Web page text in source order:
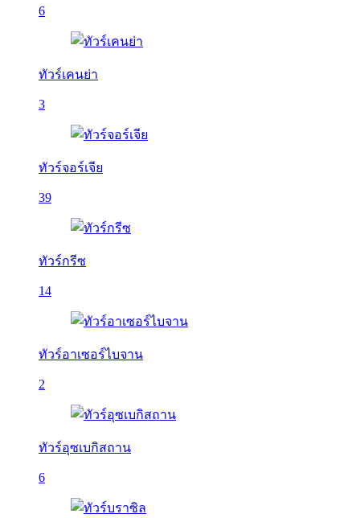
6
ทัวร์เคนย่า
3
ทัวร์จอร์เจีย
39
ทัวร์กรีซ
14
ทัวร์อาเซอร์ไบจาน
2
ทัวร์อุซเบกิสถาน
6